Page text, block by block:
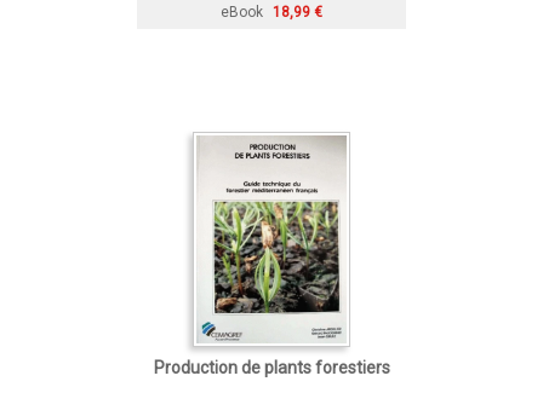
eBook 18,99 €
Production de plants forestiers